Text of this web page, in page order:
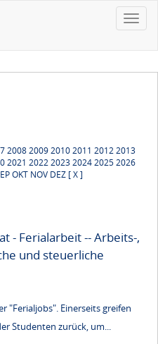
Toggle
2008200920102011 20122013
2021 20222023202420252026
OKT NOV DEZ [ X ]
- Ferialarbeit -- Arbeits-,
und steuerliche
"Ferialjobs". Einerseits greifen
Studenten zurück, um...